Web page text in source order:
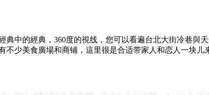
中的經典，360度的視线，您可以看遍台北大街冷巷與
少美食廣場和商铺，這里很是合适带家人和恋人一块儿